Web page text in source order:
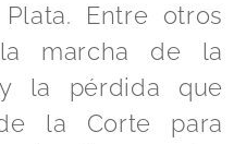
Entre otros
marcha de la
la pérdida que
la Corte para